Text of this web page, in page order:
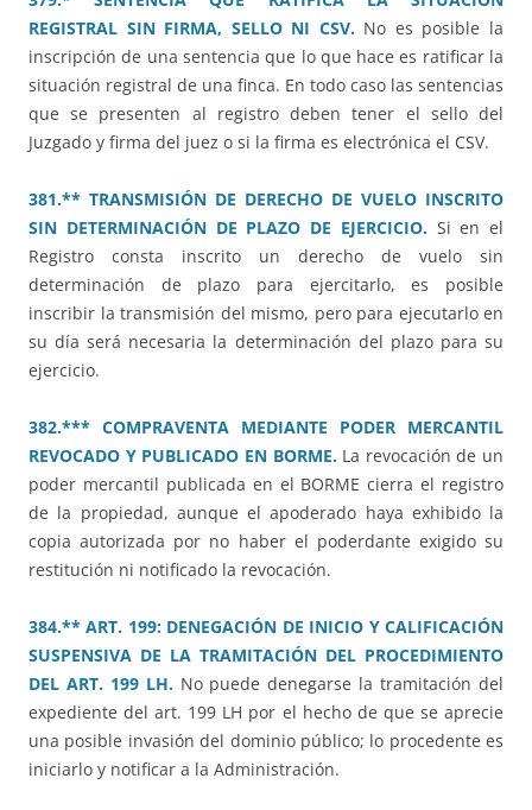
REGISTRAL SIN FIRMA, SELLO NI CSV. No es posible la
inscripción de una sentencia que lo que hace es ratificar la
situación registral de una finca. En todo caso las sentencias
que se presenten al registro deben tener el sello del
Juzgado y firma del juez o si la firma es electrónica el CSV.
381.** TRANSMISIÓN DE DERECHO DE VUELO INSCRITO
SIN DETERMINACIÓN DE PLAZO DE EJERCICIO. Si en el
Registro consta inscrito un derecho de vuelo sin
determinación de plazo para ejercitarlo, es posible
inscribir la transmisión del mismo, pero para ejecutarlo en
su día será necesaria la determinación del plazo para su
ejercicio.
382.*** COMPRAVENTA MEDIANTE PODER MERCANTIL
REVOCADO Y PUBLICADO EN BORME. La revocación de un
poder mercantil publicada en el BORME cierra el registro
de la propiedad, aunque el apoderado haya exhibido la
copia autorizada por no haber el poderdante exigido su
restitución ni notificado la revocación.
384.** ART. 199: DENEGACIÓN DE INICIO Y CALIFICACIÓN
SUSPENSIVA DE LA TRAMITACIÓN DEL PROCEDIMIENTO
DEL ART. 199 LH. No puede denegarse la tramitación del
expediente del art. 199 LH por el hecho de que se aprecie
una posible invasión del dominio público; lo procedente es
iniciarlo y notificar a la Administración.